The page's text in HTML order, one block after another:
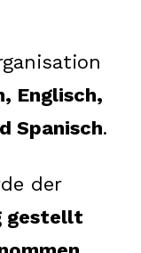
Englisch,
Spanisch.
der
gestellt